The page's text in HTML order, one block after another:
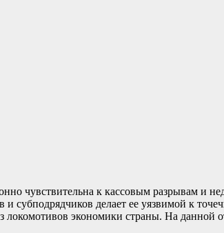
чувствительна к кассовым разрывам
и субподрядчиков делает ее уязвимой к
локомотивов экономики страны. На данной